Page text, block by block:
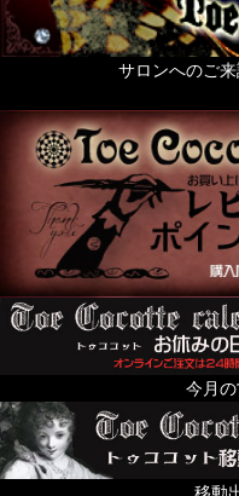
薔薇なもの。
天使なもの。
ポスト投函便発送OKのお品
送料無料まで後少し（500
絢爛黄金色装飾品の頁
For KID's and Baby and
オブジェ・人形・立体アート
ちょっと配るのにおすすめ
すずらんの日
サロンへのご来
今月
移動